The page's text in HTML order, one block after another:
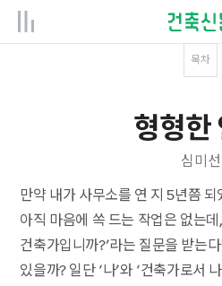
목차
형형한
심미선
만약 내가 사무소를 연 지 5년쯤
아직 마음에 쏙 드는 작업은 없는데
건축가입니까?’라는 질문을 받는
있을까? 일단 ‘나’와 ‘건축가로서